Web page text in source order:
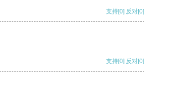
支持[0] 反对[0]
支持[0] 反对[0]